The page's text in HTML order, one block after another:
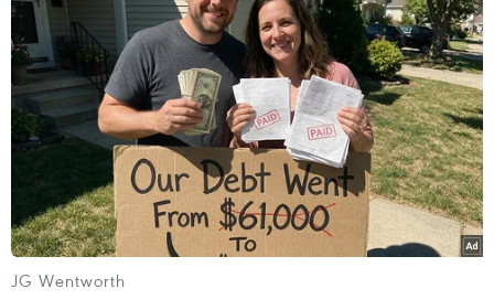
quá tải cho học sinh,” bà Trần Lưu Hoa lưu ý.
JG Wentworth